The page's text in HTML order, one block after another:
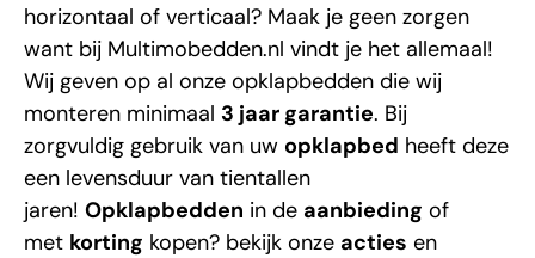
horizontaal of verticaal? Maak je geen zorgen
want bij Multimobedden.nl vindt je het allemaal!
Wij geven op al onze opklapbedden die wij
monteren minimaal 3 jaar garantie. Bij
zorgvuldig gebruik van uw opklapbed heeft deze
een levensduur van tientallen
jaren! Opklapbedden in de aanbieding of
met korting kopen? bekijk onze acties en